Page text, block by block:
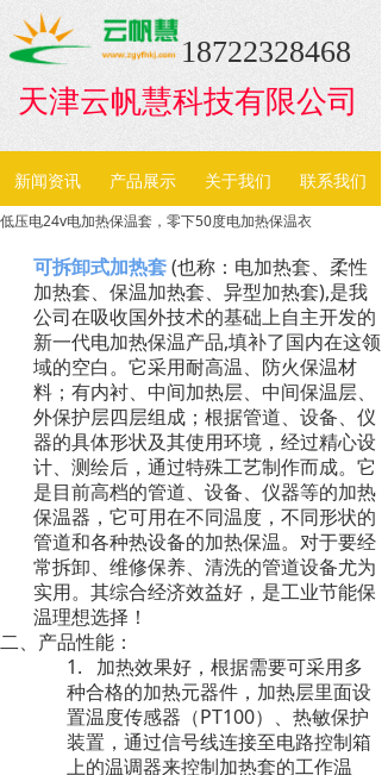
天津云帆慧科技有限公司
18722328468
新闻资讯 产品展示 关于我们 联系我们
低压电24v电加热保温套，零下50度电加热保温衣
可拆卸式加热套 (也称：电加热套、柔性
加热套、保温加热套、异型加热套),是我
公司在吸收国外技术的基础上自主开发的
新一代电加热保温产品,填补了国内在这领
域的空白。它采用耐高温、防火保温材
料；有内衬、中间加热层、中间保温层、
外保护层四层组成；根据管道、设备、仪
器的具体形状及其使用环境，经过精心设
计、测绘后，通过特殊工艺制作而成。它
是目前高档的管道、设备、仪器等的加热
保温器，它可用在不同温度，不同形状的
管道和各种热设备的加热保温。对于要经
常拆卸、维修保养、清洗的管道设备尤为
实用。其综合经济效益好，是工业节能保
温理想选择！
二、产品性能：
1.
加热效果好，根据需要可采用多
种合格的加热元器件，加热层里面设
置温度传感器（PT100）、热敏保护
装置，通过信号线连接至电路控制箱
上的温调器来控制加热套的工作温